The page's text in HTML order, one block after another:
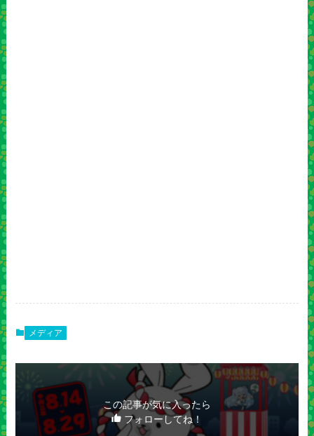
メディア
この記事が気に入ったら
フォローしてね！